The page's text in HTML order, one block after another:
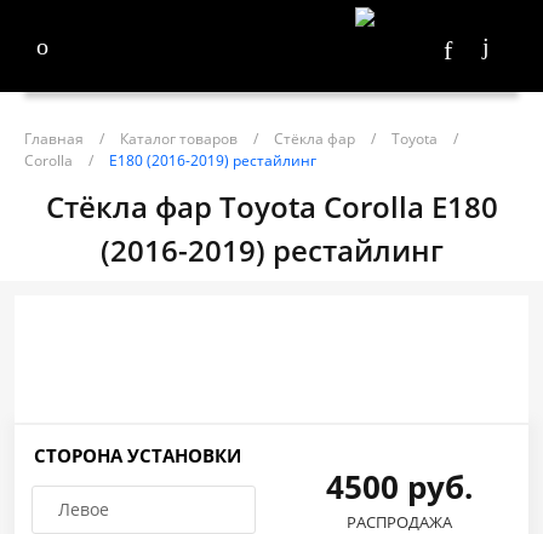
Главная / Каталог товаров / Стёкла фар / Toyota
/
Corolla
/ E180 (2016-2019) рестайлинг
Стёкла фар Toyota Corolla E180
(2016-2019) рестайлинг
СТОРОНА УСТАНОВКИ
Левое
4500 руб.
РАСПРОДАЖА